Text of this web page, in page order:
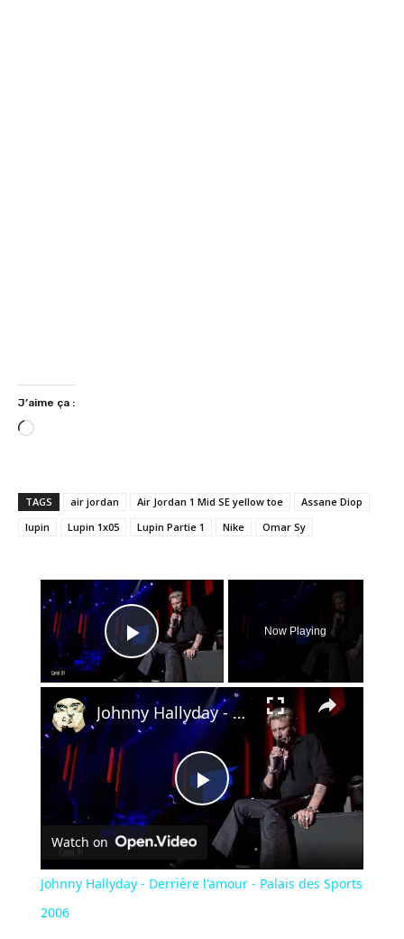
J’aime ça :
C
r
g
e
TAGS air jordan Air Jordan 1 Mid SE yellow toe
Assane Diop
lupin
Lupin 1x05 Lupin Partie 1 Nike Omar Sy
×
Play Video
Now Playing
Play
Video
Johnny Hallyday - Derrière l'amour - Palais des Sports 2006
Watch on
Johnny Hallyday - Derrière l'amour - Palais des Sports
2006